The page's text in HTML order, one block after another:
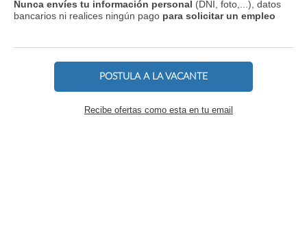
Nunca envíes tu información personal (DNI, foto,...), datos
bancarios ni realices ningún pago para solicitar un empleo
POSTULA A LA VACANTE
Recibe ofertas como esta en tu email